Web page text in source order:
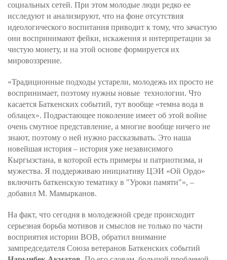
социальных сетей. При этом молодые люди редко ее
исследуют и анализируют, что на фоне отсутствия
идеологического воспитания приводит к тому, что зачастую
они воспринимают фейки, искажения и интерпретации за
чистую монету, и на этой основе формируется их
мировоззрение.
«Традиционные подходы устарели, молодежь их просто не
воспринимает, поэтому нужны новые технологии. Что
касается Баткенских событий, тут вообще «темна вода в
облацех». Подрастающее поколение имеет об этой войне
очень смутное представление, а многие вообще ничего не
знают, поэтому о ней нужно рассказывать. Это наша
новейшая история – история уже независимого
Кыргызстана, в которой есть примеры и патриотизма, и
мужества. Я поддерживаю инициативу ЦЭИ «Ой Ордо»
включить баткенскую тематику в "Уроки памяти"», –
добавил М. Мамырканов.
На факт, что сегодня в молодежной среде происходит
серьезная борьба мотивов и смыслов не только по части
восприятия истории ВОВ, обратил внимание
зампредседателя Союза ветеранов Баткенских событий